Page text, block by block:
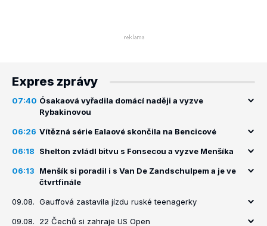
Expres zprávy
07:40 Ósakaová vyřadila domácí naději a vyzve
Rybakinovou
06:26 Vítězná série Ealaové skončila na Bencicové
06:18 Shelton zvládl bitvu s Fonsecou a vyzve Menšíka
06:13
Menšík si poradil i s Van De Zandschulpem a je ve
čtvrtfinále
09.08. Gauffová zastavila jízdu ruské teenagerky
09.08. 22 Čechů si zahraje US Open